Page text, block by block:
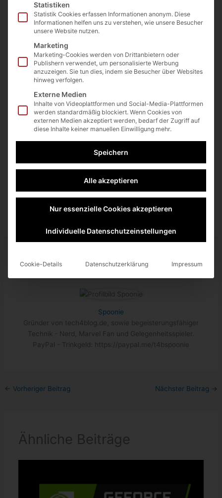
Civilization, noch nicht kennt oder gerne Mal anspielen
möchte, kann das jetzt für 2 Stunden kostenlos über Google
Stadia nachholen.
Es ist nur ein Google Account notwendig, eine separate Stadia
Anmeldung ist nicht erforderlich. Auch ein Download fällt nicht
an, da es sich bei Stadia um einen Cloud-Gaming Anbieter
handelt und das Spiel über die Google Server gestreamt wird.
Somit kann ohne Installation direkt losgespielt werden.
Stadia.
Viel Spaß dabei!
twittern teilen teilen
teilen RSS-feed
About The Author
Spoonie
Gründer von tech4blog.de, sowie begeisterungsfähiger
Technik - Nerd, Marvel Fan und Gelegenheitsspieler.
PayPal - Trinkgeld: https://paypal.me/t4bspoonie
← Vorheriger Beitrag Nächster Beitrag →
Ähnliche Beiträge
Statistiken
Statistik Cookies erfassen Informationen anonym. Diese
Informationen helfen uns zu verstehen, wie unsere Besucher
unsere Website nutzen.
Marketing
Marketing-Cookies werden von Drittanbietern oder
Publishern verwendet, um personalisierte Werbung
anzuzeigen. Sie tun dies, indem sie Besucher über Websites
hinweg verfolgen.
Externe Medien
Inhalte von Videoplattformen und Social-Media-Plattformen
werden standardmäßig blockiert. Wenn Cookies von
externen Medien akzeptiert werden, bedarf der Zugriff auf
diese Inhalte keiner manuellen Einwilligung mehr.
Speichern
Alle akzeptieren
Nur essenzielle Cookies akzeptieren
Individuelle Datenschutzeinstellungen
Cookie-Details Datenschutzerklärung Impressum